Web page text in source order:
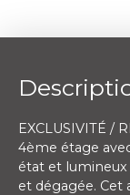
EXCLUSIVITÉ /
4ème étage
état et lumineux
et dégagée. Cet